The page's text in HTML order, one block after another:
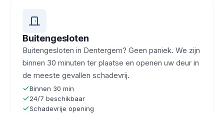
Buitengesloten
Buitengesloten in Dentergem? Geen paniek. We zijn
binnen 30 minuten ter plaatse en openen uw deur in
de meeste gevallen schadevrij.
Binnen 30 min
24/7 beschikbaar
Schadevrije opening